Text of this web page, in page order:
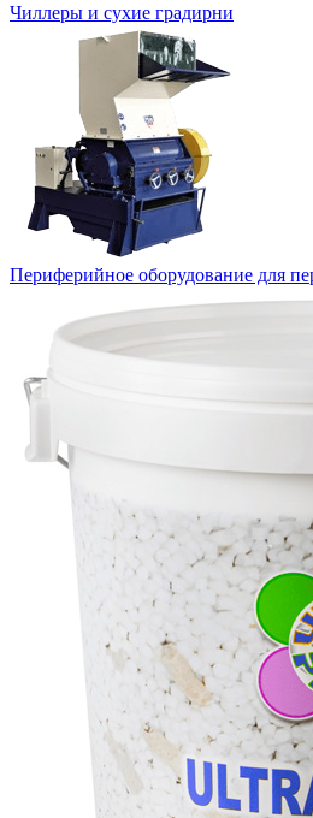
Чиллеры и сухие градирни
Периферийное оборудование для